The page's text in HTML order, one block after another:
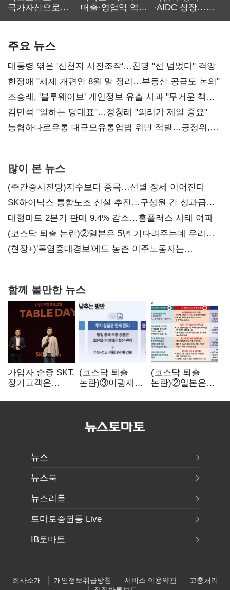
국가자산으로…'
매출·영업익 역대
·AIDC 성장…
주요 뉴스
대통령 엮은 '신천지 사진조작'…친명 "선 넘었다" 격앙
한정애 "세제 개편안 8월 말 정리…부동산 공급도 논의"
조승래, '블루웨이브' 개인정보 유출 사과 "무거운 책임
통감"
김민석 "일하는 당대표"…정청래 "의리가 제일 중요"
농협하나로유통 대규모유통업법 위반 적발…공정위,
많이 본 뉴스
(주간증시전망)지수보다 종목…선별 장세 이어진다
SK하이닉스 통합노조 신설 추진…구성원 간 성과급
불만 확산
대형마트 2분기 판매 9.4% 감소…홈플러스 사태 여파
(코스닥 퇴출 논란)②일본은 5년 기다려주는데 우리는
당장 퇴출?…시간만으론 부족한 코스닥 구하기
(현장+)'폭염중대경보'에도 농촌 이주노동자는
함께 볼만한 뉴스
가입자 순증 SKT,
장기고객은
챙긴다
(코스닥 퇴출
논란)③이광재
자동차 없애지는
(코스닥 퇴출
논란)②일본은
기다려주는데
뉴스
뉴스북
뉴스리듬
토마토증권통 Live
IB토마토
회사소개 개인정보취급방침 서비스 이용약관
고충처리